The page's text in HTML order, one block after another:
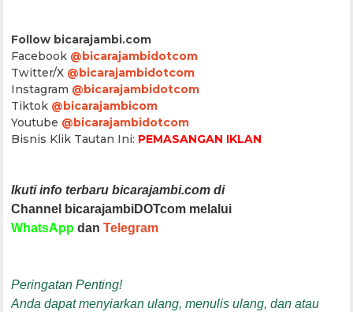
Follow bicarajambi.com
Facebook @bicarajambidotcom
Twitter/X @bicarajambidotcom
Instagram @bicarajambidotcom
Tiktok @bicarajambicom
Youtube @bicarajambidotcom
Bisnis Klik Tautan Ini: PEMASANGAN IKLAN
Ikuti info terbaru bicarajambi.com di
Channel bicarajambiDOTcom melalui
WhatsApp danTelegram
Peringatan Penting!
Anda dapat menyiarkan ulang, menulis ulang, dan atau